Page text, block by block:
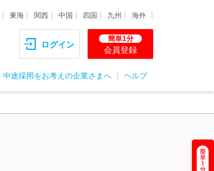
東海 関西 中国 四国 九州 海外
ログイン
簡単1分
会員登録
中途採用をお考えの企業さまへ ヘルプ